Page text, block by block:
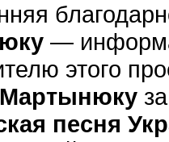
—
этого
песня